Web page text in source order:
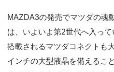
MAZDA3の発売でマツダの魂
は、いよいよ第2世代へ入って
搭載されるマツダコネクトも
インチの大型液晶を備えるこ